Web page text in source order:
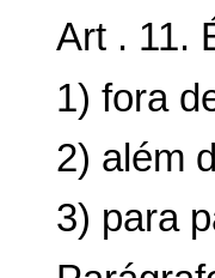
Art . 11.
1) fora
2) além
3) para